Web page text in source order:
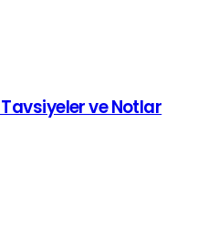
ve Notlar